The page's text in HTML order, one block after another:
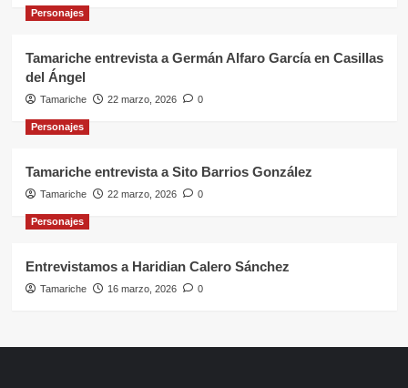
Personajes
Tamariche entrevista a Germán Alfaro García en Casillas
del Ángel
Tamariche 22 marzo, 2026 0
Personajes
Tamariche entrevista a Sito Barrios González
Tamariche 22 marzo, 2026 0
Personajes
Entrevistamos a Haridian Calero Sánchez
Tamariche 16 marzo, 2026 0